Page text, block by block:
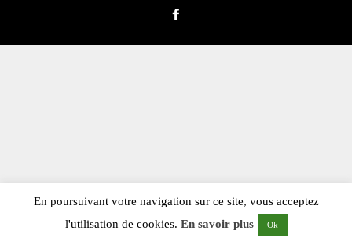
En poursuivant votre navigation sur ce site, vous acceptez
l'utilisation de cookies. En savoir plus Ok